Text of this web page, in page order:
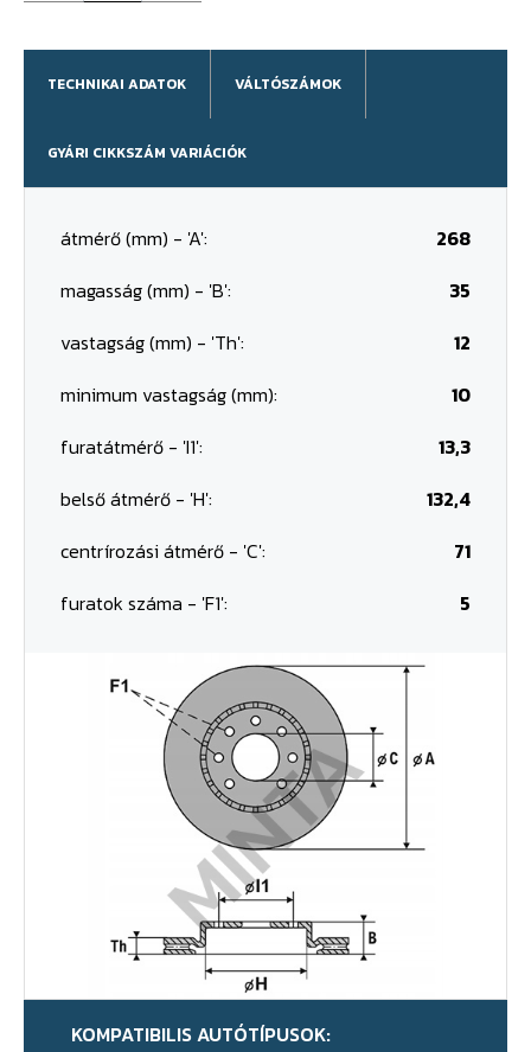
TECHNIKAI ADATOK VÁLTÓSZÁMOK
GYÁRI CIKKSZÁM VARIÁCIÓK
átmérő (mm) - 'A':
268
magasság (mm) - 'B':
35
vastagság (mm) - 'Th':
12
minimum vastagság (mm):
10
furatátmérő - 'I1':
13,3
belső átmérő - 'H':
132,4
centrírozási átmérő - 'C':
71
furatok száma - 'F1':
5
KOMPATIBILIS AUTÓTÍPUSOK: